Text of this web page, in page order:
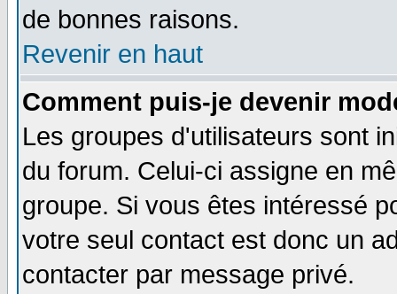
de bonnes raisons.
Revenir en haut
Comment puis-je devenir
Les groupes d'utilisateurs sont
du forum. Celui-ci assigne en
groupe. Si vous êtes intéressé
votre seul contact est donc un
contacter par message privé.